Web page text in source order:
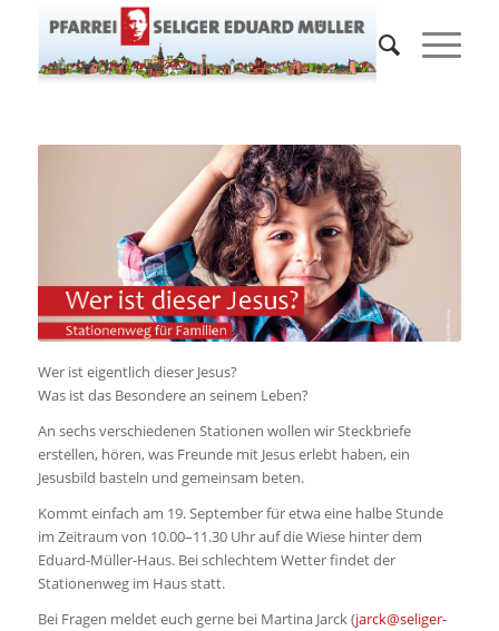
Wer ist eigentlich dieser Jesus?
Was ist das Besondere an seinem Leben?
An sechs verschiedenen Stationen wollen wir Steckbriefe
erstellen, hören, was Freunde mit Jesus erlebt haben, ein
Jesusbild basteln und gemeinsam beten.
Kommt einfach am 19. September für etwa eine halbe Stunde
im Zeitraum von 10.00–11.30 Uhr auf die Wiese hinter dem
Eduard-Müller-Haus. Bei schlechtem Wetter findet der
Stationenweg im Haus statt.
Bei Fragen meldet euch gerne bei Martina Jarck (jarck@seliger-